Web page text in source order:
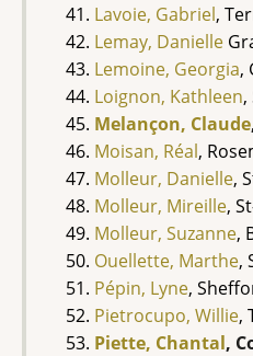
Lavoie, Gabriel,
Lemay, Danielle
Lemoine, Georgia,
Loignon, Kathleen
Melançon, Claude
Moisan, Réal,
Molleur, Danielle,
Molleur, Mireille,
Molleur, Suzanne,
Ouellette, Marthe,
Pépin, Lyne,
Pietrocupo, Willie,
Piette, Chantal,